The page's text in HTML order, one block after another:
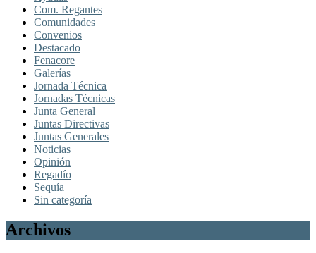
Com. Regantes
Comunidades
Convenios
Destacado
Fenacore
Galerías
Jornada Técnica
Jornadas Técnicas
Junta General
Juntas Directivas
Juntas Generales
Noticias
Opinión
Regadío
Sequía
Sin categoría
Archivos